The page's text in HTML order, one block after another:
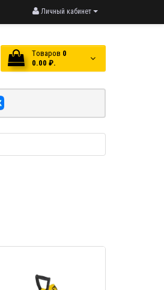
Личный кабинет
Tоваров 0
0.00 ₽.